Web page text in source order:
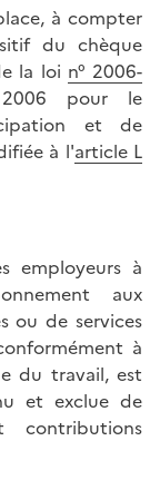
à compter
du chèque
la loi n° 2006-
pour le
et de
à l'article L
employeurs à
aux
ou de services
à
du travail, est
et exclue de
contributions